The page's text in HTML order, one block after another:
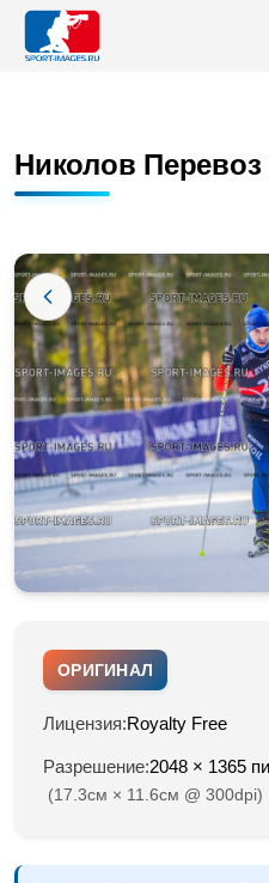
Николов Перевоз
ОРИГИНАЛ
Лицензия:Royalty Free
Разрешение:2048 × 1365
(17.3см × 11.6см @ 300dpi)